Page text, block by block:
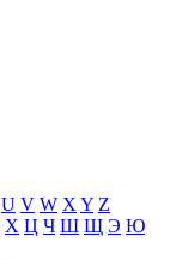
U V W X Y Z
Х Ц Ч Ш Щ Э Ю